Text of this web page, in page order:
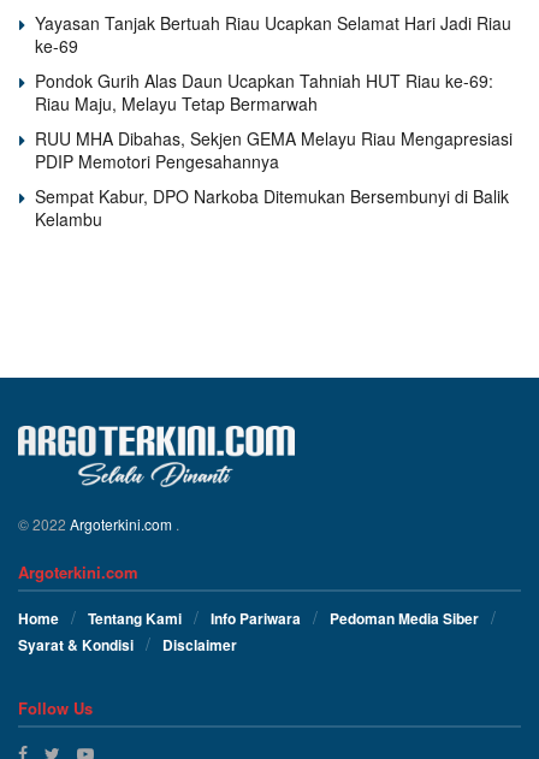
Yayasan Tanjak Bertuah Riau Ucapkan Selamat Hari Jadi Riau
ke-69
Pondok Gurih Alas Daun Ucapkan Tahniah HUT Riau ke-69:
Riau Maju, Melayu Tetap Bermarwah
RUU MHA Dibahas, Sekjen GEMA Melayu Riau Mengapresiasi
PDIP Memotori Pengesahannya
Sempat Kabur, DPO Narkoba Ditemukan Bersembunyi di Balik
Kelambu
© 2022 Argoterkini.com .
Argoterkini.com
Home Tentang Kami Info Pariwara
Pedoman Media Siber
Syarat & Kondisi
Disclaimer
Follow Us